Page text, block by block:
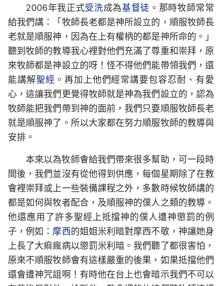
2006年我正式受洗成為基督徒 。那時牧師常常
給我們講：「牧師長老都是神所設立的，順服牧師長
老就是順服神，因為在上有權柄的都是神所命的。」
聽到牧師的教導我心裡對他們充滿了尊重和崇拜，原
來牧師都是神設立的呀！怪不得他們能帶領我們，還
能講解聖經 。再加上他們經常講要包容忍耐、有愛
心，這讓我們更覺得牧師就是神為我們設立的，認為
牧師能把我們帶到神的面前，我們只要順服牧師長老
就是順服神了。所以大家都在努力順服牧師的教導與
安排。
本來以為牧師會給我們帶來很多幫助，可一段時
間後，我們並沒有從他得到供應，每個星期除了在教
會裡崇拜或上一些裝備課程之外，多數時候牧師講的
都是如何與牧者配合，及順服神的僕人之類的教導。
他還應用了許多聖經上抵擋神的僕人遭神懲罰的例
子，例如： 摩西的姐姐米利暗對摩西不敬，神讓她身
上長了大痲瘋病以懲罰米利暗。我們聽了都很害怕，
原來不順服牧師會有這樣嚴重的後果，如果抵擋他們
還會遭神咒詛啊！有時他在台上也會暗示我們不可以